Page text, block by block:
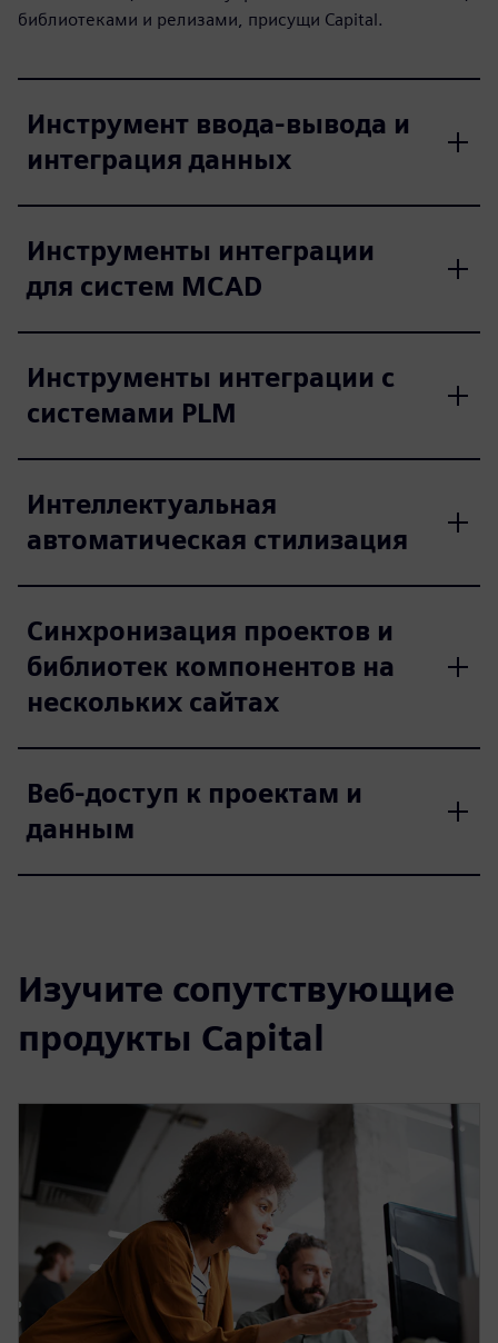
библиотеками и релизами, присущи Capital.
Инструмент ввода-вывода и
интеграция данных
Инструменты интеграции
для систем MCAD
Инструменты интеграции с
системами PLM
Интеллектуальная
автоматическая стилизация
Синхронизация проектов и
библиотек компонентов на
нескольких сайтах
Веб-доступ к проектам и
данным
Изучите сопутствующие
продукты Capital